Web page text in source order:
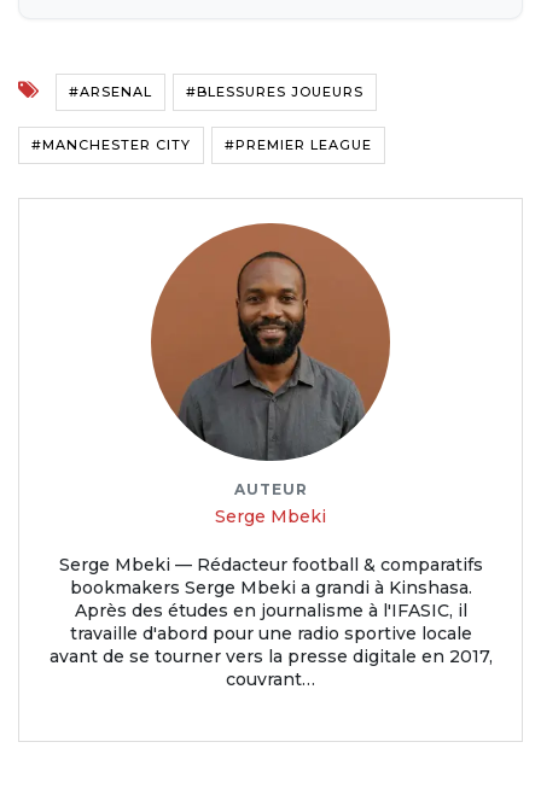
#ARSENAL #BLESSURES JOUEURS
#MANCHESTER CITY #PREMIER LEAGUE
AUTEUR
Serge Mbeki
Serge Mbeki — Rédacteur football & comparatifs
bookmakers Serge Mbeki a grandi à Kinshasa.
Après des études en journalisme à l'IFASIC, il
travaille d'abord pour une radio sportive locale
avant de se tourner vers la presse digitale en 2017,
couvrant…